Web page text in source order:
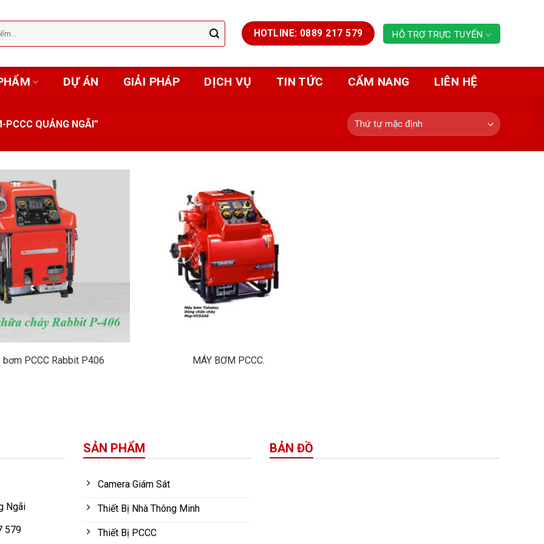
HOTLINE: 0889 217 579 HỖ TRỢ TRỰC TUYẾN
DỰ ÁN GIẢI PHÁP DỊCH VỤ TIN TỨC CẨM NANG LIÊN HỆ
PCCC QUẢNG NGÃI”
bơm PCCC Rabbit P406 MÁY BƠM PCCC.
Ngãi
579
SẢN PHẨM
Camera Giám Sát
Thiết Bị Nhà Thông Minh
Thiết Bị PCCC
BẢN ĐỒ